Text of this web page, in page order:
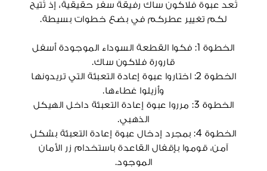
تُعد عبوة فلاكون ساك رفيقة سفر حقيقية، إذ تُتيح
لكم تغيير عطركم في بضع خطوات بسيطة.
الخطوة 1: فكوا القطعة السوداء الموجودة أسفل
قارورة فلاكون ساك.
الخطوة 2: اختاروا عبوة إعادة التعبئة التي تريدونها
وأزيلوا غطاءها.
الخطوة 3: مرروا عبوة إعادة التعبئة داخل الهيكل
الذهبي.
الخطوة 4: بمجرد إدخال عبوة إعادة التعبئة بشكل
آمن، قوموا بإقفال القاعدة باستخدام زر الأمان
الموجود.